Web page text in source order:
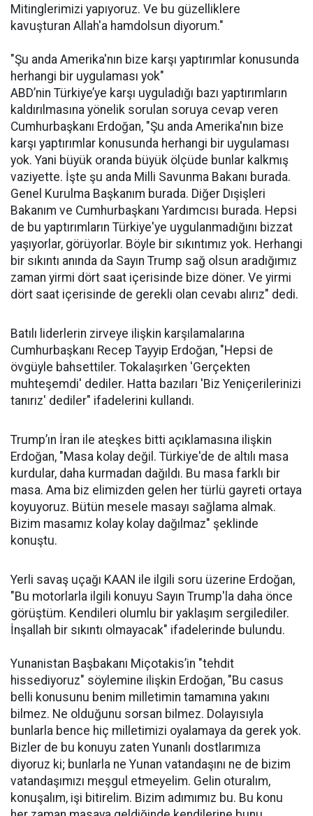
Mitinglerimizi yapıyoruz. Ve bu güzelliklere
kavuşturan Allah'a hamdolsun diyorum."
"Şu anda Amerika'nın bize karşı yaptırımlar konusunda
herhangi bir uygulaması yok"
ABD’nin Türkiye’ye karşı uyguladığı bazı yaptırımların
kaldırılmasına yönelik sorulan soruya cevap veren
Cumhurbaşkanı Erdoğan, "Şu anda Amerika'nın bize
karşı yaptırımlar konusunda herhangi bir uygulaması
yok. Yani büyük oranda büyük ölçüde bunlar kalkmış
vaziyette. İşte şu anda Milli Savunma Bakanı burada.
Genel Kurulma Başkanım burada. Diğer Dışişleri
Bakanım ve Cumhurbaşkanı Yardımcısı burada. Hepsi
de bu yaptırımların Türkiye'ye uygulanmadığını bizzat
yaşıyorlar, görüyorlar. Böyle bir sıkıntımız yok. Herhangi
bir sıkıntı anında da Sayın Trump sağ olsun aradığımız
zaman yirmi dört saat içerisinde bize döner. Ve yirmi
dört saat içerisinde de gerekli olan cevabı alırız" dedi.
Batılı liderlerin zirveye ilişkin karşılamalarına
Cumhurbaşkanı Recep Tayyip Erdoğan, "Hepsi de
övgüyle bahsettiler. Tokalaşırken 'Gerçekten
muhteşemdi' dediler. Hatta bazıları 'Biz Yeniçerilerinizi
tanırız' dediler" ifadelerini kullandı.
Trump’ın İran ile ateşkes bitti açıklamasına ilişkin
Erdoğan, "Masa kolay değil. Türkiye'de de altılı masa
kurdular, daha kurmadan dağıldı. Bu masa farklı bir
masa. Ama biz elimizden gelen her türlü gayreti ortaya
koyuyoruz. Bütün mesele masayı sağlama almak.
Bizim masamız kolay kolay dağılmaz" şeklinde
konuştu.
Yerli savaş uçağı KAAN ile ilgili soru üzerine Erdoğan,
"Bu motorlarla ilgili konuyu Sayın Trump'la daha önce
görüştüm. Kendileri olumlu bir yaklaşım sergilediler.
İnşallah bir sıkıntı olmayacak" ifadelerinde bulundu.
Yunanistan Başbakanı Miçotakis’in "tehdit
hissediyoruz" söylemine ilişkin Erdoğan, "Bu casus
belli konusunu benim milletimin tamamına yakını
bilmez. Ne olduğunu sorsan bilmez. Dolayısıyla
bunlarla bence hiç milletimizi oyalamaya da gerek yok.
Bizler de bu konuyu zaten Yunanlı dostlarımıza
diyoruz ki; bunlarla ne Yunan vatandaşını ne de bizim
vatandaşımızı meşgul etmeyelim. Gelin oturalım,
konuşalım, işi bitirelim. Bizim adımımız bu. Bu konu